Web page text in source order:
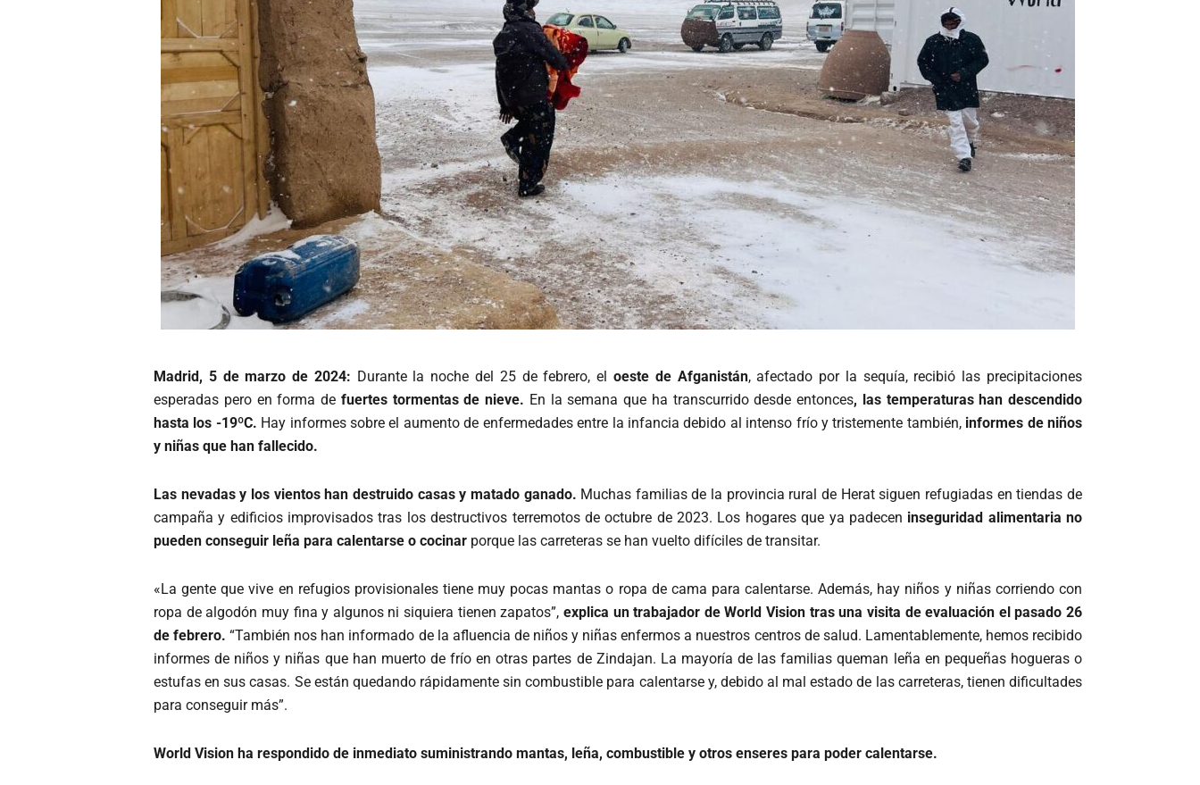
Madrid, 5 de marzo de 2024: Durante la noche del 25 de febrero, el oeste de Afganistán, afectado por la sequía, recibió las precipitaciones
esperadas pero en forma de fuertes tormentas de nieve. En la semana que ha transcurrido desde entonces, las temperaturas han descendido
hasta los -19ºC. Hay informes sobre el aumento de enfermedades entre la infancia debido al intenso frío y tristemente también, informes de niños
y niñas que han fallecido.
Las nevadas y los vientos han destruido casas y matado ganado. Muchas familias de la provincia rural de Herat siguen refugiadas en tiendas de
campaña y edificios improvisados tras los destructivos terremotos de octubre de 2023. Los hogares que ya padecen inseguridad alimentaria no
pueden conseguir leña para calentarse o cocinar porque las carreteras se han vuelto difíciles de transitar.
«La gente que vive en refugios provisionales tiene muy pocas mantas o ropa de cama para calentarse. Además, hay niños y niñas corriendo con
ropa de algodón muy fina y algunos ni siquiera tienen zapatos”, explica un trabajador de World Vision tras una visita de evaluación el pasado 26
de febrero.“También nos han informado de la afluencia de niños y niñas enfermos a nuestros centros de salud. Lamentablemente, hemos recibido
informes de niños y niñas que han muerto de frío en otras partes de Zindajan. La mayoría de las familias queman leña en pequeñas hogueras o
estufas en sus casas. Se están quedando rápidamente sin combustible para calentarse y, debido al mal estado de las carreteras, tienen dificultades
para conseguir más”.
World Vision ha respondido de inmediato suministrando mantas, leña, combustible y otros enseres para poder calentarse.